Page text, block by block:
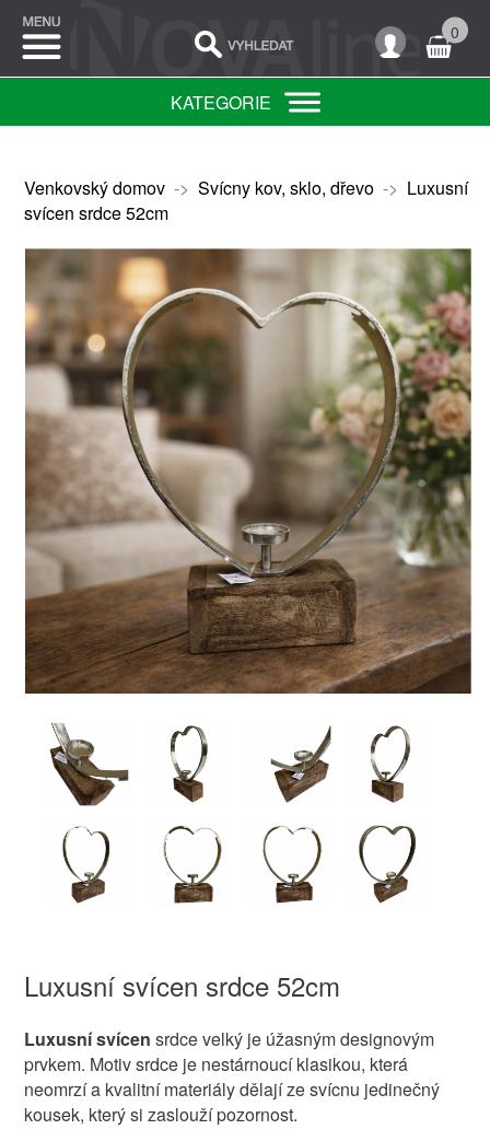
0
KATEGORIE
Venkovský domov-> Svícny kov, sklo, dřevo-> Luxusní
svícen srdce 52cm
Luxusní svícen srdce 52cm
Luxusní svícen srdce velký je úžasným designovým
prvkem. Motiv srdce je nestárnoucí klasikou, která
neomrzí a kvalitní materiály dělají ze svícnu jedinečný
kousek, který si zaslouží pozornost.